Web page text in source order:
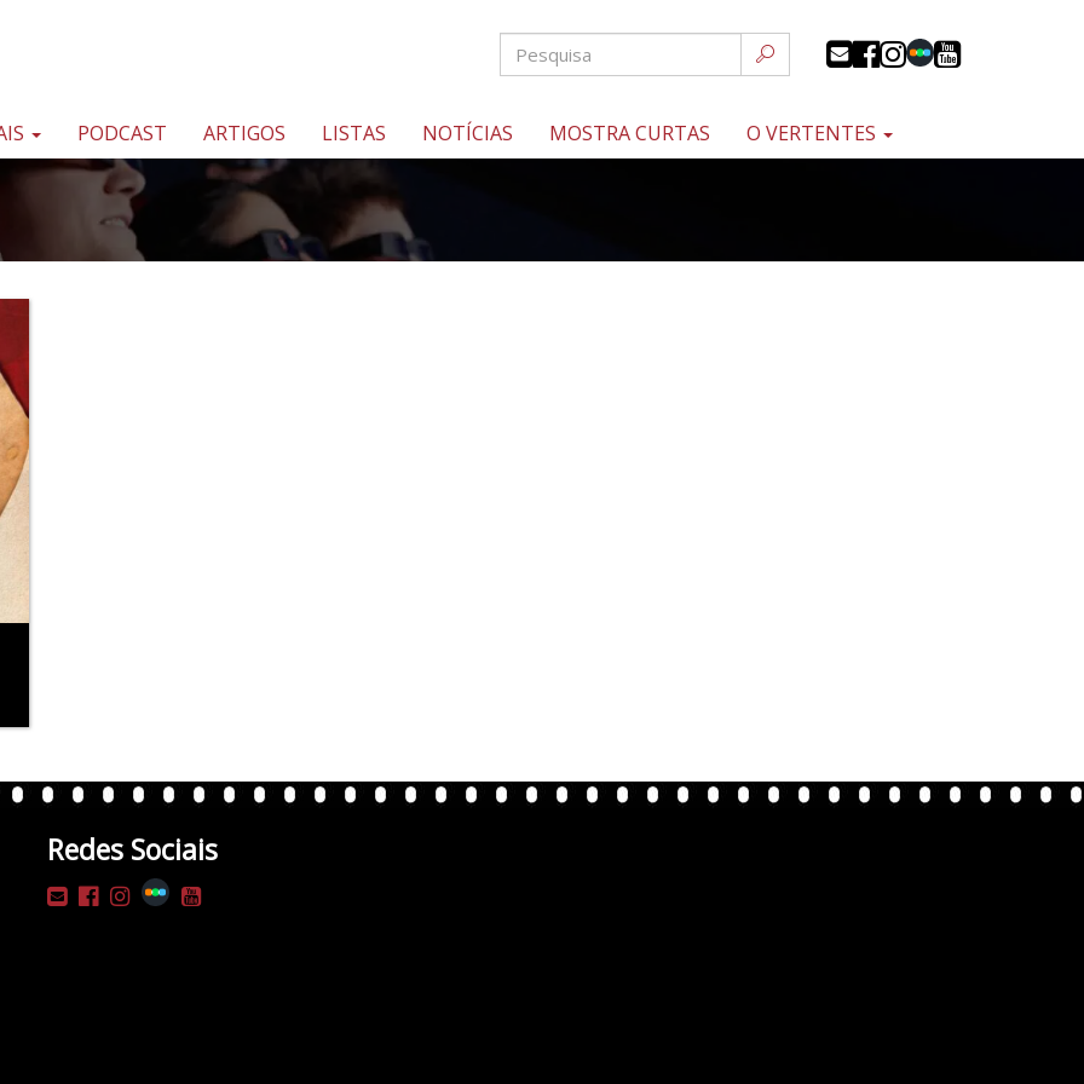
PODCAST ARTIGOS LISTAS NOTÍCIAS MOSTRA CURTAS O VERTENTES
Redes Sociais